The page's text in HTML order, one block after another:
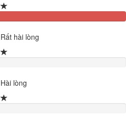
Rất hài lòng
Hài lòng